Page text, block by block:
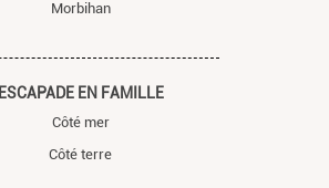
Morbihan
ESCAPADE EN FAMILLE
Côté mer
Côté terre